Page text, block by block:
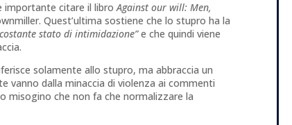
importante citare il libroAgainst our will: Men,
Quest’ultima sostiene che lo stupro ha la
stato di intimidazione”e che quindi viene
solamente allo stupro, ma abbraccia un
vanno dalla minaccia di violenza ai commenti
misogino che non fa che normalizzare la